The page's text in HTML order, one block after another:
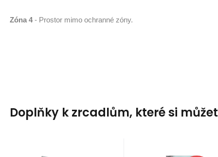
Zóna 4- Prostor mimo ochranné zóny.
Doplňky k zrcadlům, které si